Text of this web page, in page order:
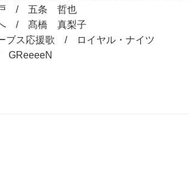
/ 五条 哲也
/ 髙橋 真梨子
ス応援歌 / ロイヤル・ナイツ